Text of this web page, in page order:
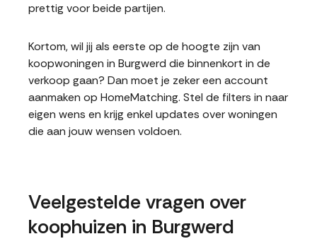
prettig voor beide partijen.
Kortom, wil jij als eerste op de hoogte zijn van
koopwoningen in Burgwerd die binnenkort in de
verkoop gaan? Dan moet je zeker een account
aanmaken op HomeMatching. Stel de filters in naar
eigen wens en krijg enkel updates over woningen
die aan jouw wensen voldoen.
Veelgestelde vragen over
koophuizen in Burgwerd